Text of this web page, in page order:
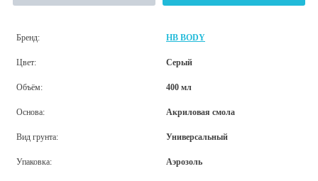
Бренд: HB BODY
Цвет: Серый
Объём: 400 мл
Основа: Акриловая смола
Вид грунта: Универсальный
Упаковка: Аэрозоль